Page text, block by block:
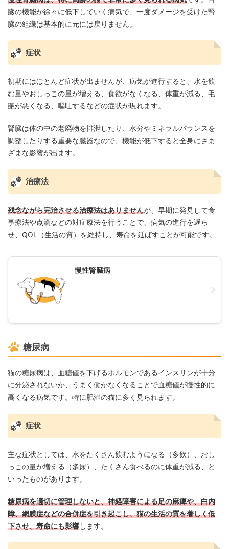
臓の機能が徐々に低下していく病気で、一度ダメージを受けた腎
臓の組織は基本的に元には戻りません。
症状
初期にはほとんど症状が出ませんが、病気が進行すると、水を飲
む量やおしっこの量が増える、食欲がなくなる、体重が減る、毛
艶が悪くなる、嘔吐するなどの症状が現れます。
腎臓は体の中の老廃物を排泄したり、水分やミネラルバランスを
調整したりする重要な臓器なので、機能が低下すると全身にさま
ざまな影響が出ます。
治療法
残念ながら完治させる治療法はありませんが、早期に発見して食
事療法や点滴などの対症療法を行うことで、病気の進行を遅ら
せ、QOL（生活の質）を維持し、寿命を延ばすことが可能です。
慢性腎臓病
糖尿病
猫の糖尿病は、血糖値を下げるホルモンであるインスリンが十分
に分泌されないか、うまく働かなくなることで血糖値が慢性的に
高くなる病気です。特に肥満の猫に多く見られます。
症状
主な症状としては、水をたくさん飲むようになる（多飲）、おし
っこの量が増える（多尿）、たくさん食べるのに体重が減る、と
いったものがあります。
糖尿病を適切に管理しないと、神経障害による足の麻痺や、白内
障、網膜症などの合併症を引き起こし、猫の生活の質を著しく低
下させ、寿命にも影響します。